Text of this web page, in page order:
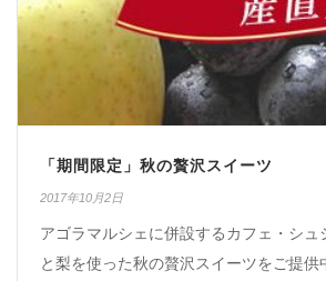
「期間限定」秋の贅沢スイーツ
2017年10月2日
アゴラマルシェに併設するカフェ・シュ
と梨を使った秋の贅沢スイーツをご提供